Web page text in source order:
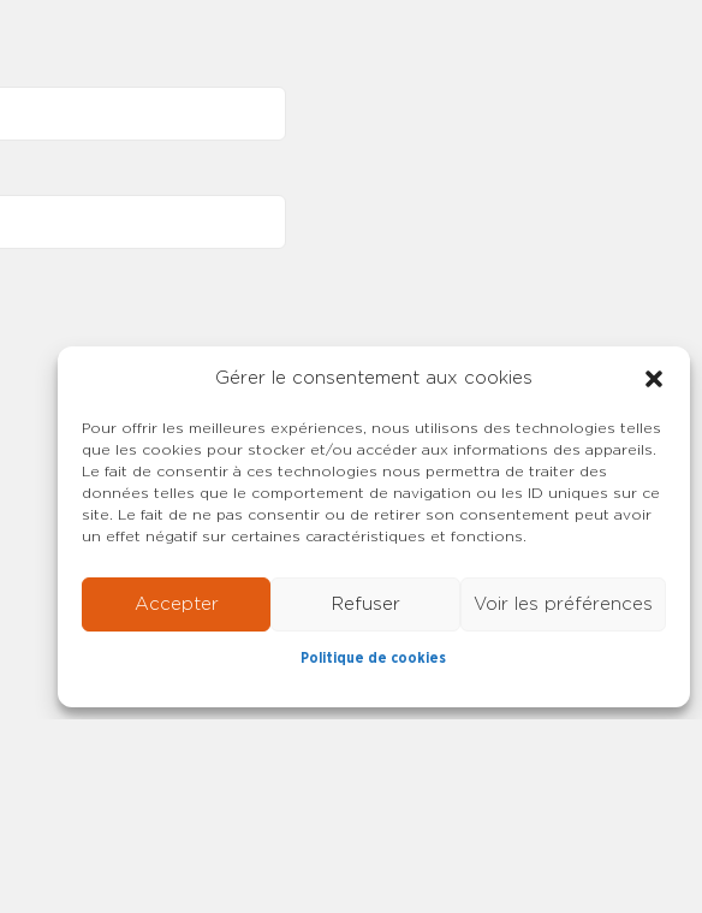
Gérer le consentement aux cookies
Pour offrir les meilleures expériences, nous utilisons des technologies telles
que les cookies pour stocker et/ou accéder aux informations des appareils.
Le fait de consentir à ces technologies nous permettra de traiter des
données telles que le comportement de navigation ou les ID uniques sur ce
site. Le fait de ne pas consentir ou de retirer son consentement peut avoir
un effet négatif sur certaines caractéristiques et fonctions.
Accepter Refuser Voir les préférences
Politique de cookies